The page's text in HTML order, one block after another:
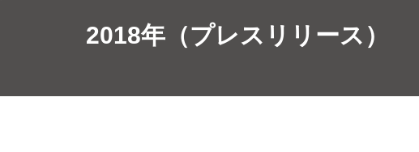
効率化・低コスト化 企業情報
2018年（プレスリリース）